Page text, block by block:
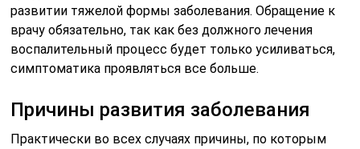
развитии тяжелой формы заболевания. Обращение к
врачу обязательно, так как без должного лечения
воспалительный процесс будет только усиливаться,
симптоматика проявляться все больше.
Причины развития заболевания
Практически во всех случаях причины, по которым